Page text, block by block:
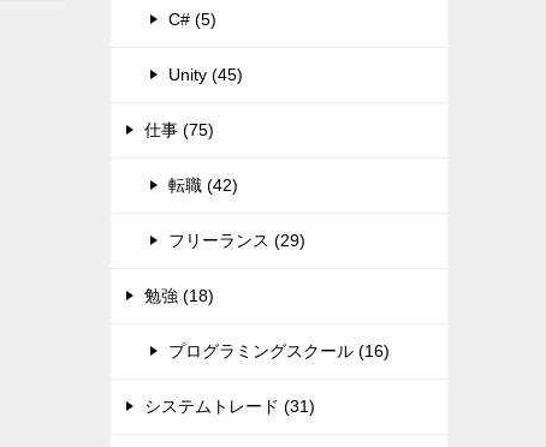
C# (5)
Unity (45)
仕事 (75)
転職 (42)
フリーランス (29)
勉強 (18)
プログラミングスクール (16)
システムトレード (31)